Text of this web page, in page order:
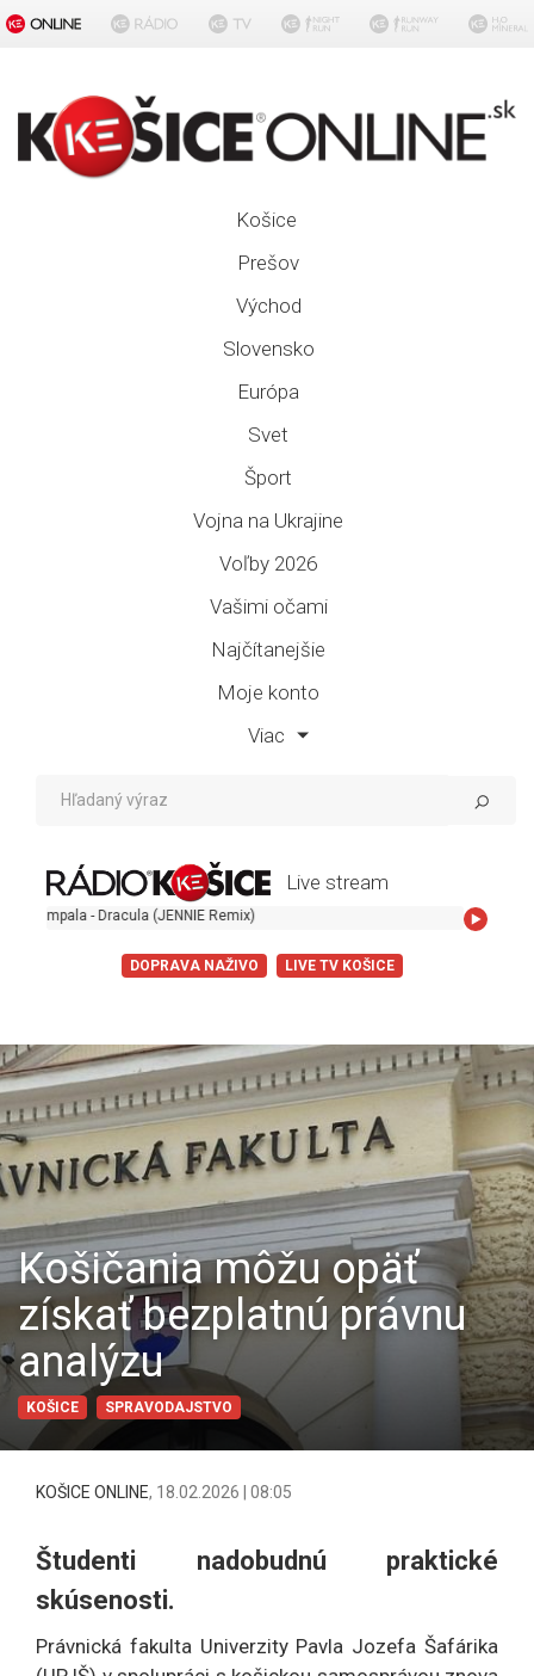
Košice
Prešov
Východ
Slovensko
Európa
Svet
Šport
Vojna na Ukrajine
Voľby 2026
Vašimi očami
Najčítanejšie
Moje konto
Viac
Live stream
- Dracula (JENNIE Remix)
DOPRAVA NAŽIVO LIVE TV KOŠICE
Košičania môžu opäť
získať bezplatnú právnu
analýzu
KOŠICE SPRAVODAJSTVO
KOŠICE ONLINE, 18.02.2026 | 08:05
Študenti nadobudnú praktické
skúsenosti.
Právnická fakulta Univerzity Pavla Jozefa Šafárika